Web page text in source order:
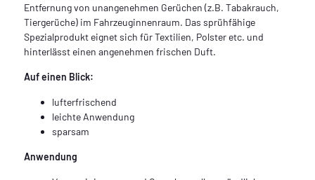
Entfernung von unangenehmen Gerüchen (z.B. Tabakrauch,
Tiergerüche) im Fahrzeuginnenraum. Das sprühfähige
Spezialprodukt eignet sich für Textilien, Polster etc. und
hinterlässt einen angenehmen frischen Duft.
Auf einen Blick:
lufterfrischend
leichte Anwendung
sparsam
Anwendung